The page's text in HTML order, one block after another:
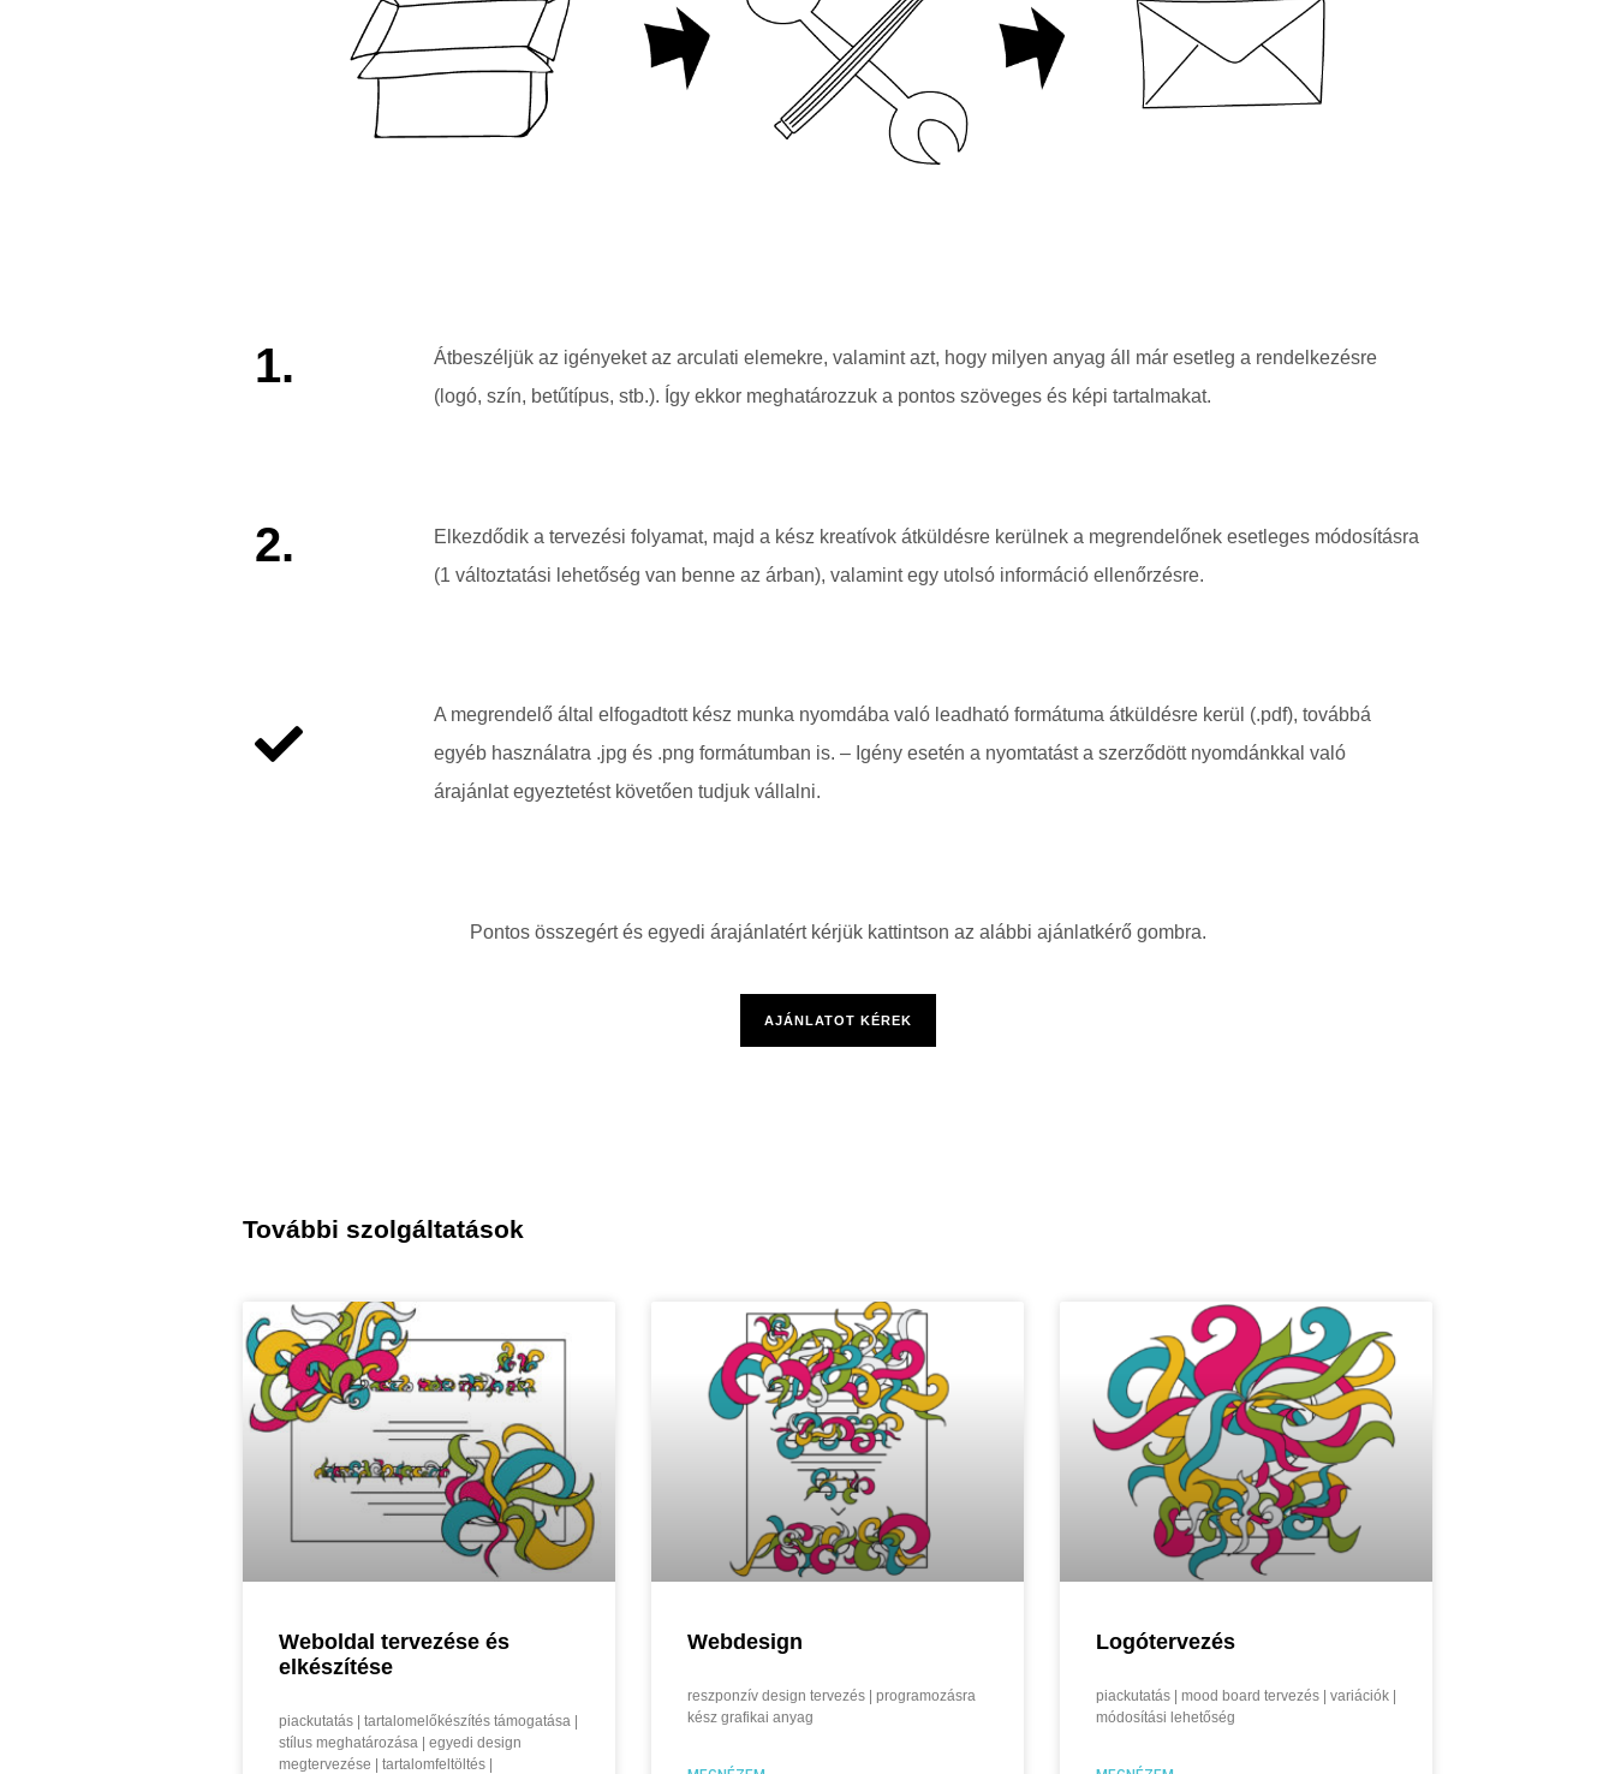
1.
Átbeszéljük az igényeket az arculati elemekre, valamint azt, hogy milyen anyag áll már esetleg a rendelkezésre
(logó, szín, betűtípus, stb.). Így ekkor meghatározzuk a pontos szöveges és képi tartalmakat.
2.
Elkezdődik a tervezési folyamat, majd a kész kreatívok átküldésre kerülnek a megrendelőnek esetleges módosításra
(1 változtatási lehetőség van benne az árban), valamint egy utolsó információ ellenőrzésre.
A megrendelő által elfogadtott kész munka nyomdába való leadható formátuma átküldésre kerül (.pdf), továbbá
egyéb használatra .jpg és .png formátumban is. – Igény esetén a nyomtatást a szerződött nyomdánkkal való
árajánlat egyeztetést követően tudjuk vállalni.
Pontos összegért és egyedi árajánlatért kérjük kattintson az alábbi ajánlatkérő gombra.
AJÁNLATOT KÉREK
További szolgáltatások
Weboldal tervezése és
elkészítése
piackutatás | tartalomelőkészítés támogatása |
stílus meghatározása | egyedi design
megtervezése | tartalomfeltöltés |
Webdesign
reszponzív design tervezés | programozásra
kész grafikai anyag
Logótervezés
piackutatás | mood board tervezés | variációk |
módosítási lehetőség